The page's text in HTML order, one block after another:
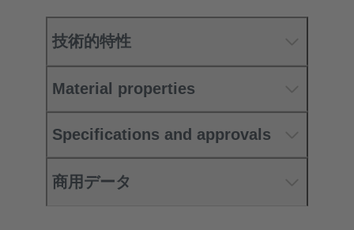
技術的特性
Material properties
Specifications and approvals
商用データ